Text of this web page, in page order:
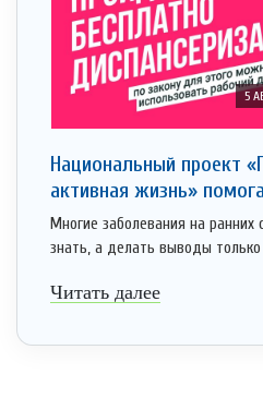
5
Национальный проект
активная жизнь»
Многие заболевания на
знать, а делать выводы только
Читать далее